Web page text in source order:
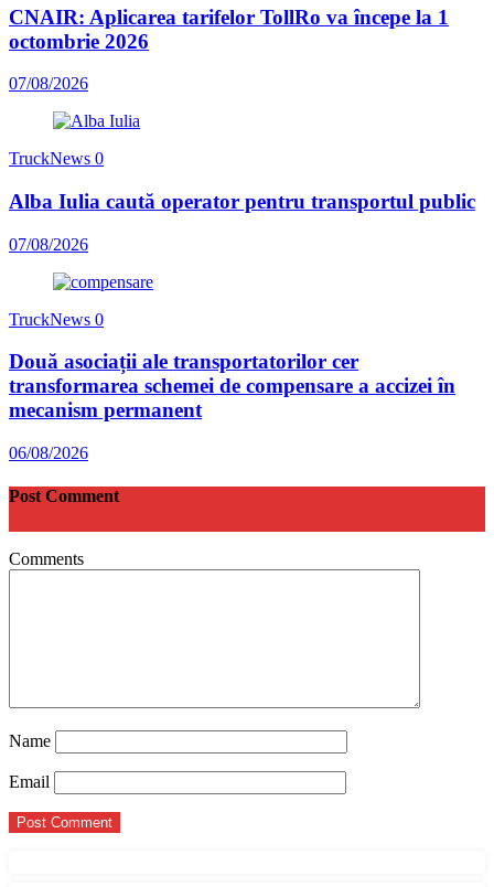
CNAIR: Aplicarea tarifelor TollRo va începe la 1
octombrie 2026
07/08/2026
TruckNews 0
Alba Iulia caută operator pentru transportul public
07/08/2026
TruckNews 0
Două asociații ale transportatorilor cer
transformarea schemei de compensare a accizei în
mecanism permanent
06/08/2026
Post Comment
Comments
Name
Email